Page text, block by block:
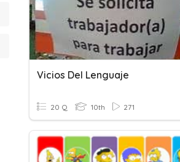
Vicios Del Lenguaje
20 Q 10th 271